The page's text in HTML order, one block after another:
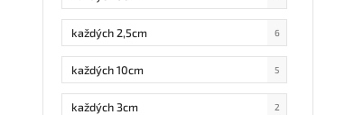
každých 2,5cm 6
každých 10cm 5
každých 3cm 2